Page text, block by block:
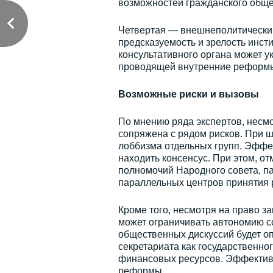
возможностей гражданского
Четвертая —
предсказуемость и зрелость
консультативного органа может
проводящей внутренние
Возможные риски и вызовы
По мнению ряда экспертов,
сопряжена с рядом рисков. При
лоббизма отдельных групп.
находить консенсус. При этом,
полномочий Народного совета,
параллельных центров
Кроме того, несмотря на право
может ограничивать автономию
общественных дискуссий будет
секретариата как
финансовых ресурсов.
реформы.